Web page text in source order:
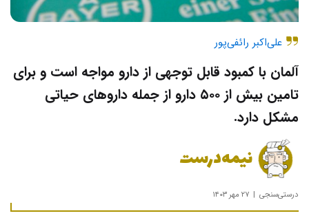
علی‌اکبر رائفی‌پور
آلمان با کمبود قابل توجهی از دارو مواجه است و برای
تامین بیش از ۵۰۰ دارو از جمله داروهای حیاتی
مشکل دارد.
نیمه‌درست
درستی‌سنجی ۲۷ مهر ۱۴۰۳